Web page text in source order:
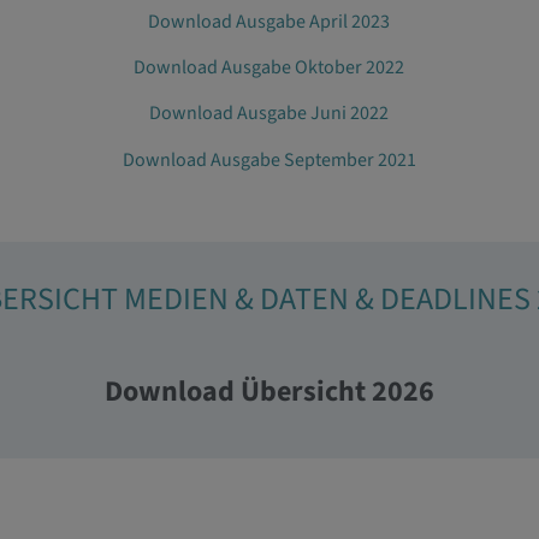
Download Ausgabe April 2023
Download Ausgabe Oktober 2022
Download Ausgabe Juni 2022
Download Ausgabe September 2021
MEDIEN & DATEN &
Download Übersicht 2026